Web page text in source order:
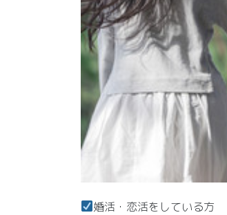
婚活・恋活をしている方